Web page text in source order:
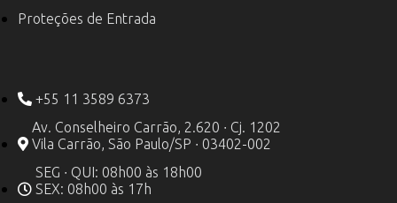
Proteções de Entrada
+55 11 3589 6373
Av. Conselheiro Carrão, 2.620 ∙ Cj. 1202
Vila Carrão, São Paulo/SP ∙ 03402-002
SEG ∙ QUI: 08h00 às 18h00
SEX: 08h00 às 17h